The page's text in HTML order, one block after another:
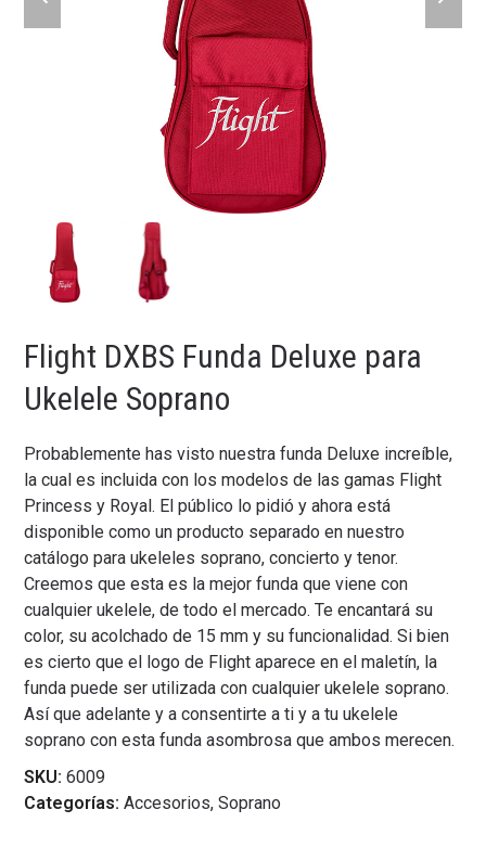
slide
slide
Flight DXBS Funda Deluxe para
Ukelele Soprano
Probablemente has visto nuestra funda Deluxe increíble,
la cual es incluida con los modelos de las gamas Flight
Princess y Royal. El público lo pidió y ahora está
disponible como un producto separado en nuestro
catálogo para ukeleles soprano, concierto y tenor.
Creemos que esta es la mejor funda que viene con
cualquier ukelele, de todo el mercado. Te encantará su
color, su acolchado de 15 mm y su funcionalidad. Si bien
es cierto que el logo de Flight aparece en el maletín, la
funda puede ser utilizada con cualquier ukelele soprano.
Así que adelante y a consentirte a ti y a tu ukelele
soprano con esta funda asombrosa que ambos merecen.
SKU: 6009
Categorías: Accesorios,Soprano